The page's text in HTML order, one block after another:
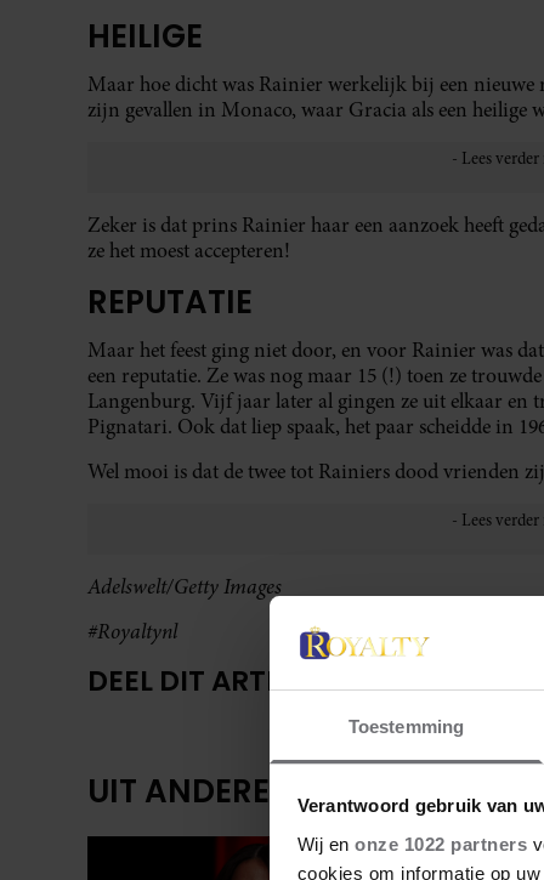
Toestemming
Verantwoord gebruik van
Wij en onze 1022 partners
cookies om informatie op
HEILIGE
Maar hoe dicht was Rainier werkelijk bij een nieuwe
zijn gevallen in Monaco, waar Gracia als een heilige
Zeker is dat prins Rainier haar een aanzoek heeft
ze het moest accepteren!
REPUTATIE
Maar het feest ging niet door, en voor Rainier was
een reputatie. Ze was nog maar 15 (!) toen ze
Langenburg. Vijf jaar later al gingen ze uit elkaar en
Pignatari. Ook dat liep spaak, het paar scheidde in
Wel mooi is dat de twee tot Rainiers dood vrienden
Adelswelt/Getty Images
#Royaltynl
DEEL DIT ARTIKEL OP SOCIAL
UIT ANDERE MEDIA